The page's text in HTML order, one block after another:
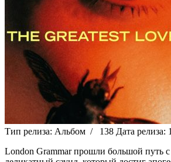
Тип релиза: Альбом / 138 Дата релиза:
London Grammar прошли большой путь с